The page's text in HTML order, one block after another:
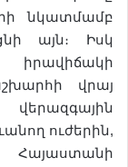
նկատմամբ
այն։ Իսկ
վրայ
ուժերին,